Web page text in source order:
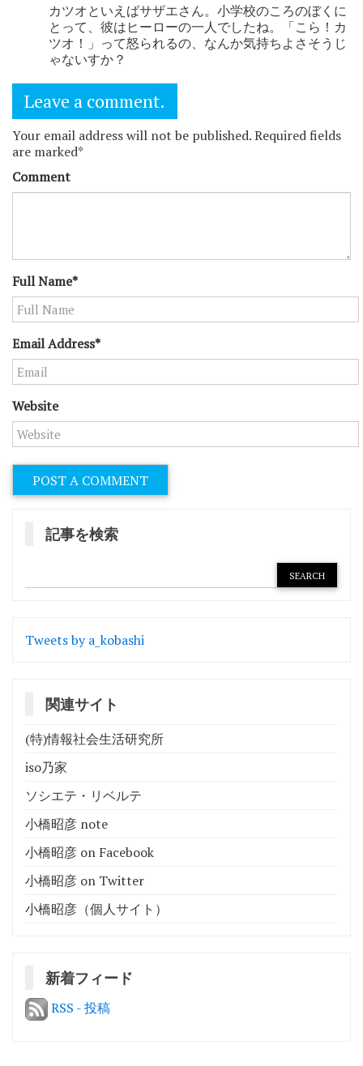
カツオといえばサザエさん。小学校のころのぼくに
とって、彼はヒーローの一人でしたね。「こら！カ
ツオ！」って怒られるの、なんか気持ちよさそうじ
ゃないすか？
Leave a comment.
Your email address will not be published. Required fields
are marked*
Comment
Full Name*
Email Address*
Website
記事を検索
Tweets by a_kobashi
関連サイト
(特)情報社会生活研究所
iso乃家
ソシエテ・リベルテ
小橋昭彦 note
小橋昭彦 on Facebook
小橋昭彦 on Twitter
小橋昭彦（個人サイト）
新着フィード
RSS - 投稿